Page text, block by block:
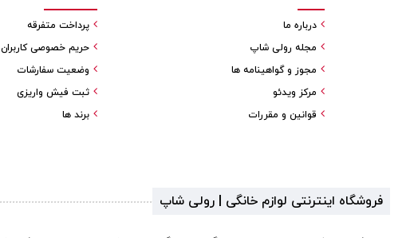
پرداخت متفرقه
حریم خصوصی کاربران
وضعیت سفارشات
ثبت فیش واریزی
برند ها
درباره ما
مجله رولی شاپ
مجوز و گواهینامه ها
مرکز ویدئو
قوانین و مقررات
فروشگاه اینترنتی لوازم خانگی | رولی شاپ